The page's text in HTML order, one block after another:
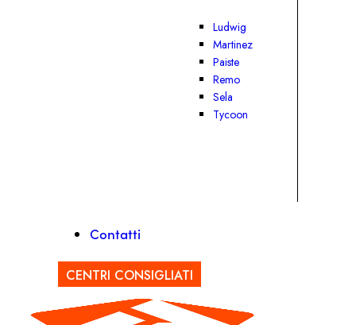
Ludwig
Martinez
Paiste
Remo
Sela
Tycoon
Contatti
CENTRI CONSIGLIATI